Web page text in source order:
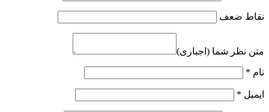
نقاط ضعف
متن نظر شما (اجباری)
نام *
ایمیل *